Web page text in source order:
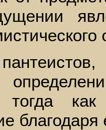
тогда
благодаря